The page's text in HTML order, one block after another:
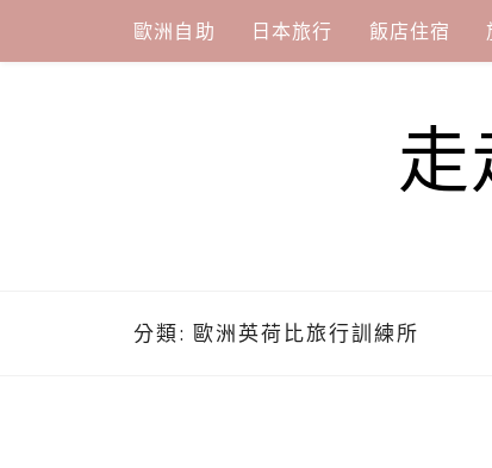
content
歐洲自助 日本旅行 飯店住宿
走
分類: 歐洲英荷比旅行訓練所